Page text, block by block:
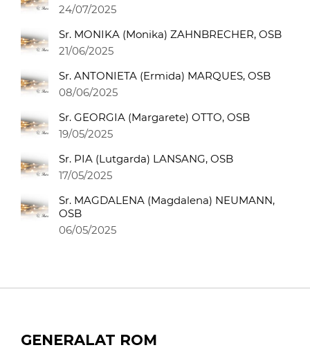
24/07/2025
Sr. MONIKA (Monika) ZAHNBRECHER, OSB
21/06/2025
Sr. ANTONIETA (Ermida) MARQUES, OSB
08/06/2025
Sr. GEORGIA (Margarete) OTTO, OSB
19/05/2025
Sr. PIA (Lutgarda) LANSANG, OSB
17/05/2025
Sr. MAGDALENA (Magdalena) NEUMANN,
OSB
06/05/2025
GENERALAT ROM